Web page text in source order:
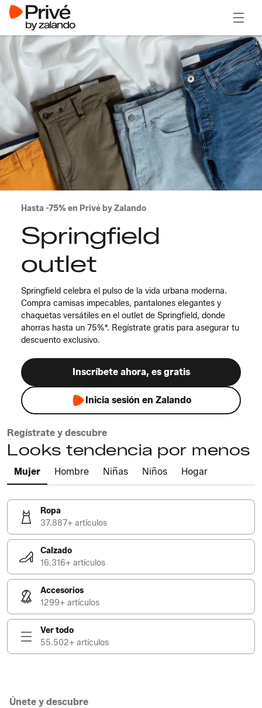
Hasta -75% en Privé by Zalando
Springfield
outlet
Springfield celebra el pulso de la vida urbana moderna.
Compra camisas impecables, pantalones elegantes y
chaquetas versátiles en el outlet de Springfield, donde
ahorras hasta un 75%*. Regístrate gratis para asegurar tu
descuento exclusivo.
Inscríbete ahora, es gratis
Inicia sesión en Zalando
Regístrate y descubre
Looks tendencia por menos
Mujer Hombre Niñas Niños Hogar
Ropa
37.887+ artículos
Calzado
16.316+ artículos
Accesorios
1299+ artículos
Ver todo
55.502+ artículos
Únete y descubre